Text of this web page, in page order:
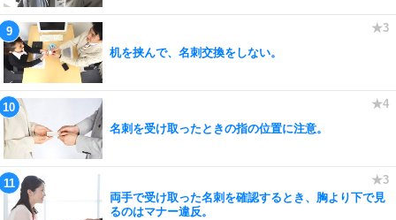
机を挟んで、名刺交換をしない。
名刺を受け取ったときの指の位置に注意。
両手で受け取った名刺を確認するとき、胸より下で見
るのはマナー違反。